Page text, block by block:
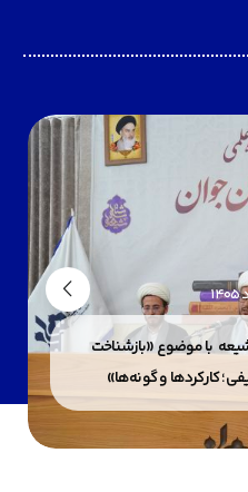
با موضوع «بازشناخت
کارکردها و گونه‌ها»